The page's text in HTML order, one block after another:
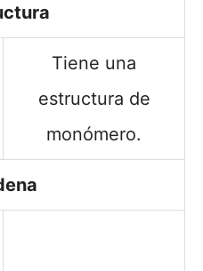
Tiene una
estructura de
monómero.